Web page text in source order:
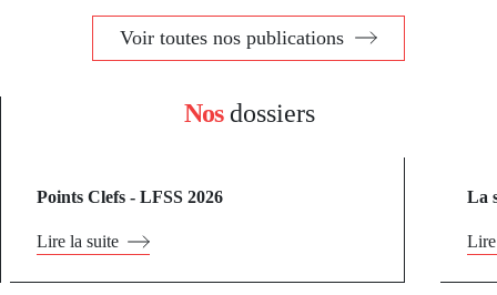
Voir toutes nos publications
Nosdossiers
Points Clefs - LFSS 2026
Lire la suite
La